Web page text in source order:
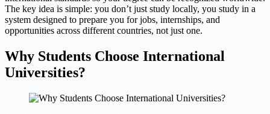
The key idea is simple: you don’t just study locally, you study in a
system designed to prepare you for jobs, internships, and
opportunities across different countries, not just one.
Why Students Choose International
Universities?